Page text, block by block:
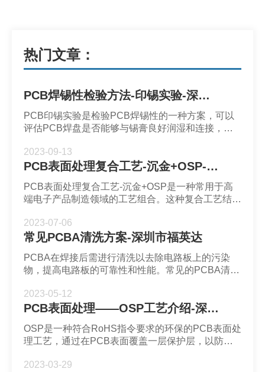
热门文章：
PCB焊锡性检验方法-印锡实验-深圳市福英达
PCB印锡实验是检验PCB焊锡性的一种方案，可以
评估PCB焊盘是否能够与锡膏良好润湿和连接，它
2023-09-13
PCB表面处理复合工艺-沉金+OSP-深圳市福英达
PCB表面处理复合工艺-沉金+OSP是一种常用于高
端电子产品制造领域的工艺组合。这种复合工艺结合
Preservatives）工艺，以获得更佳的综合效果。
2023-07-06
常见PCBA清洗方案-深圳市福英达
PCBA在焊接后需进行清洗以去除电路板上的污染
物，提高电路板的可靠性和性能。常见的PCBA清洗
喷淋清洗等。
2023-05-12
PCB表面处理——OSP工艺介绍-深圳市福英达
OSP是一种符合RoHS指令要求的环保的PCB表面处
理工艺，通过在PCB表面覆盖一层保护层，以防止
2023-03-29